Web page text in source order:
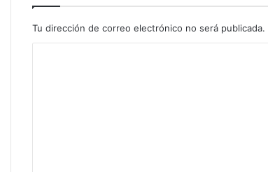
Tu dirección de correo electrónico no será publicada.